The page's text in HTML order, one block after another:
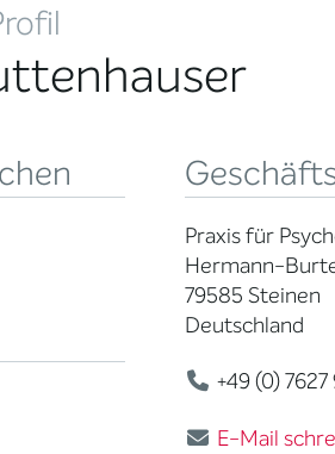
Praxis für
Hermann-
79585 Steinen
Deutschland
+49 (0)
E-Mail